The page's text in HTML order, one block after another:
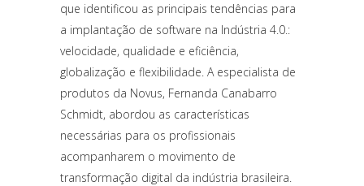
que identificou as principais tendências para
a implantação de software na Indústria 4.0.:
velocidade, qualidade e eficiência,
globalização e flexibilidade. A especialista de
produtos da Novus, Fernanda Canabarro
Schmidt, abordou as características
necessárias para os profissionais
acompanharem o movimento de
transformação digital da indústria brasileira.